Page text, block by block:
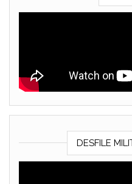
DESFILE